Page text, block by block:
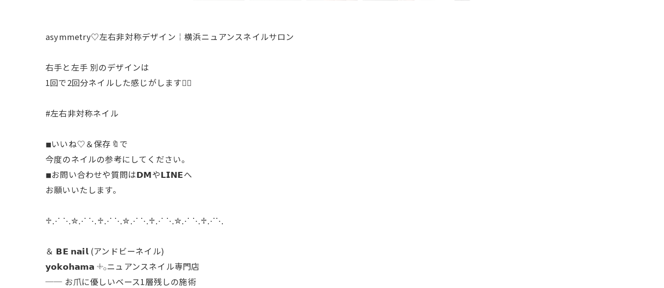
asymmetry♡左右非対称デザイン￤横浜ニュアンスネイルサロン
右手と左手 別のデザインは
1回で2回分ネイルした感じがします♡⃛
#左右非対称ネイル
◾︎いいね♡＆保存🔖で
今度のネイルの参考にしてください。
◾︎お問い合わせや質問は𝗗𝗠や𝗟𝗜𝗡𝗘へ
お願いいたします。
♱⋰ ⋱✮⋰ ⋱♱⋰ ⋱✮⋰ ⋱♱⋰ ⋱✮⋰ ⋱♱⋰⋱
＆ 𝗕𝗘 𝗻𝗮𝗶𝗹 (アンドビーネイル)
𝘆𝗼𝗸𝗼𝗵𝗮𝗺𝗮 𓇬𓂂ニュアンスネイル専門店
── お爪に優しいベース1層残しの施術